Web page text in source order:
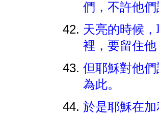
們，不許他
天亮的時候
裡，要留住
但耶穌對他
為此。
於是耶穌在